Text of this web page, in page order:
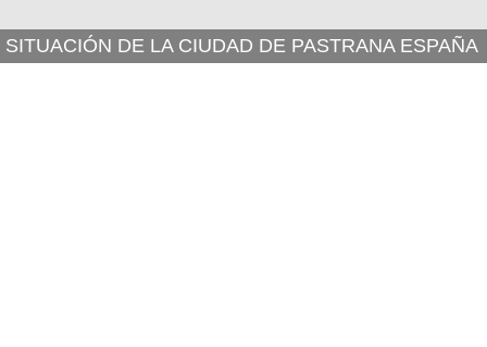
SITUACIÓN DE LA CIUDAD DE PASTRANA ESPAÑA